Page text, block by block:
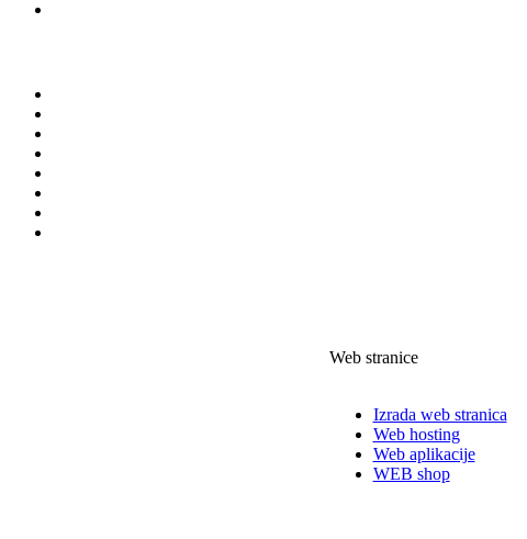
Web stranice
Izrada web stranica
Web hosting
Web aplikacije
WEB shop